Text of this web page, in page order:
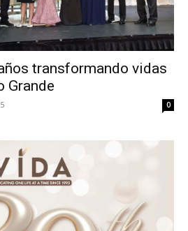
transformando vidas
Grande
0